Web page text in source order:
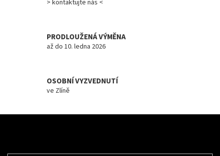
u
> kontaktujte nás <
PRODLOUŽENÁ VÝMĚNA
až do 10. ledna 2026
OSOBNÍ VYZVEDNUTÍ
ve Zlíně